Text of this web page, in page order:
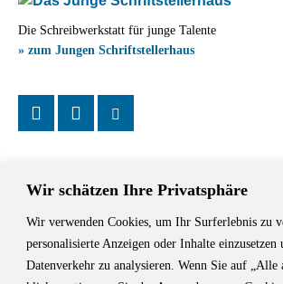
Wir schätzen Ihre Privatsphäre
Wir verwenden Cookies, um Ihr Surferlebnis zu
personalisierte Anzeigen oder Inhalte einzusetzen
Datenverkehr zu analysieren. Wenn Sie auf „Alle
Die Schreibwerkstatt für junge Talente
» zum Jungen Schriftstellerhaus
Das Schriftstellerhaus ist ein beliebter Treffpunkt
Autoren aus Stuttgart und der Region sowie ein
Lesungen, Tagungen und Schreibwerkstätten.